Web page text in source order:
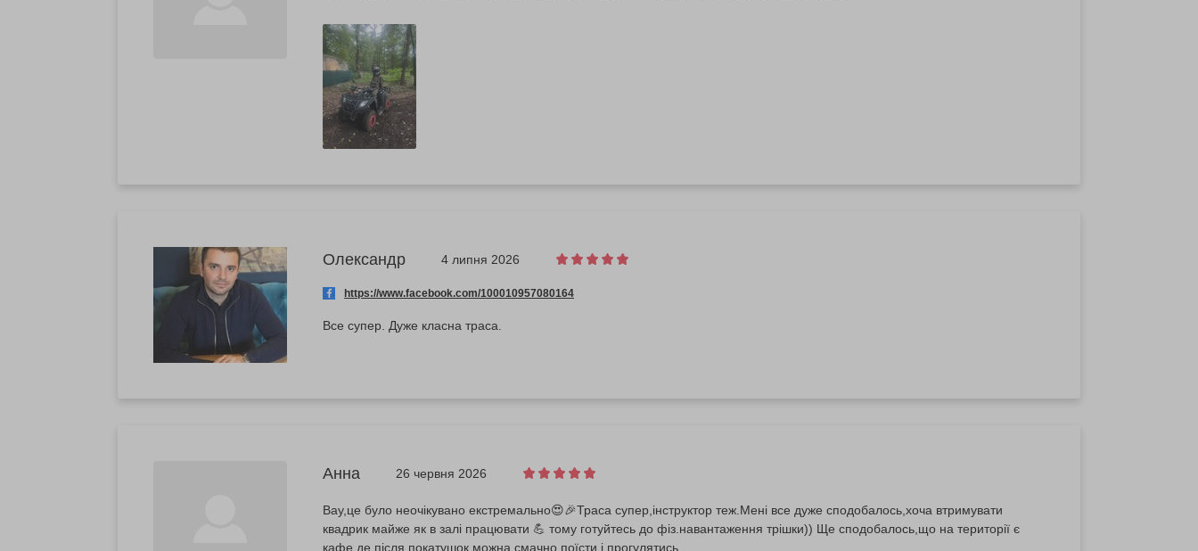
Олександр 4 липня 2026
https://www.facebook.com/100010957080164
Все супер. Дуже класна траса.
Анна 26 червня 2026
Вау,це було неочікувано екстремально😍🎉Траса супер,інструктор теж.Мені все дуже сподобалось,хоча втримувати
квадрик майже як в залі працювати 💪 тому готуйтесь до фіз.навантаження трішки)) Ще сподобалось,що на території є
кафе де після покатушок можна смачно поїсти і прогулятись